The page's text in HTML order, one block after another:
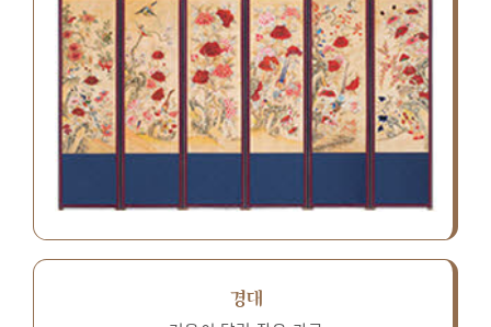
경대